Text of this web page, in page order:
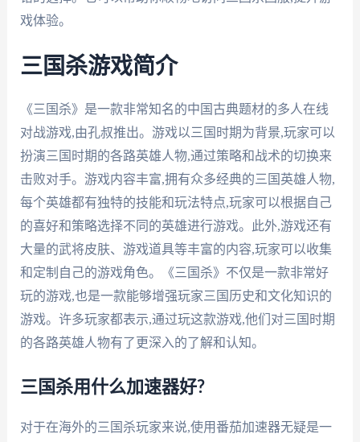
戏体验。
三国杀游戏简介
《三国杀》是一款非常知名的中国古典题材的多人在线
对战游戏,由孔叔推出。游戏以三国时期为背景,玩家可以
扮演三国时期的各路英雄人物,通过策略和战术的切换来
击败对手。游戏内容丰富,拥有众多经典的三国英雄人物,
每个英雄都有独特的技能和玩法特点,玩家可以根据自己
的喜好和策略选择不同的英雄进行游戏。此外,游戏还有
大量的武将皮肤、游戏道具等丰富的内容,玩家可以收集
和定制自己的游戏角色。《三国杀》不仅是一款非常好
玩的游戏,也是一款能够增强玩家三国历史和文化知识的
游戏。许多玩家都表示,通过玩这款游戏,他们对三国时期
的各路英雄人物有了更深入的了解和认知。
三国杀用什么加速器好?
对于在海外的三国杀玩家来说,使用番茄加速器无疑是一